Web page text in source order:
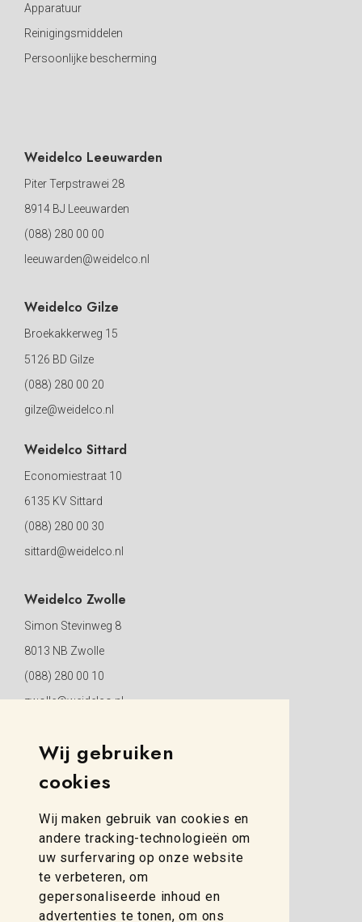
Wij gebruiken
cookies
Wij maken gebruik van cookies en
andere tracking-technologieën om
uw surfervaring op onze website
te verbeteren, om
gepersonaliseerde inhoud en
advertenties te tonen, om ons
Apparatuur
Reinigingsmiddelen
Persoonlijke bescherming
Weidelco Leeuwarden
Piter Terpstrawei 28
8914 BJ Leeuwarden
(088) 280 00 00
leeuwarden@weidelco.nl
Weidelco Gilze
Broekakkerweg 15
5126 BD Gilze
(088) 280 00 20
gilze@weidelco.nl
Weidelco Sittard
Economiestraat 10
6135 KV Sittard
(088) 280 00 30
sittard@weidelco.nl
Weidelco Zwolle
Simon Stevinweg 8
8013 NB Zwolle
(088) 280 00 10
zwolle@weidelco.nl